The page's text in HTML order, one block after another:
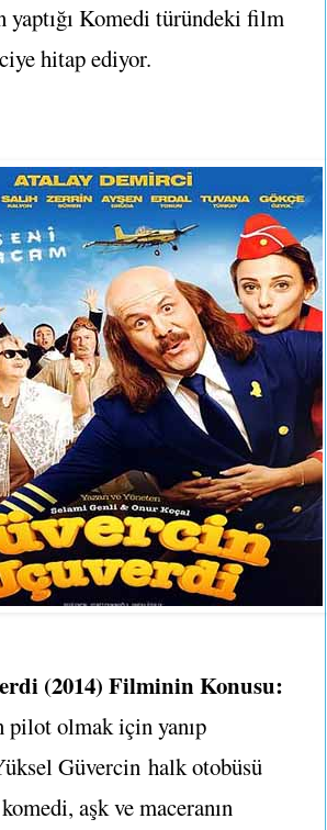
Komedi türündeki film
hitap ediyor.
(2014) Filminin Konusu:
pilot olmak için yanıp
Güvercin halk otobüsü
aşk ve maceranın